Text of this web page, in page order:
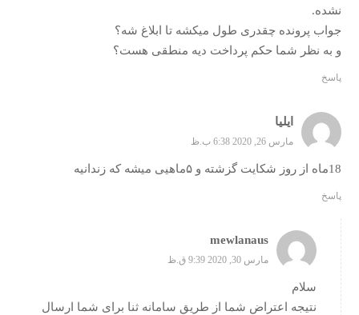
نشده.
جواب پرونده چقدری طول میکشه تا ابلاغ شه؟
و به نظر شما حکم پرداخت دیه منطقی هست؟
پاسخ
ایلیا
مارس 26, 2020 6:38 ب.ظ
18ماه از روز شکایت گزشته و ۵ماهیی میشه که زندانیه
پاسخ
mewlanaus
مارس 30, 2020 9:39 ق.ظ
سلام
نتیجه اعتراض شما از طریق سامانه ثنا برای شما ارسال